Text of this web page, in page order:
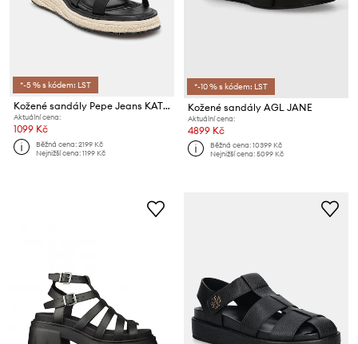
*-5 % s kódem: LST
Kožené sandály Pepe Jeans KATE NATURE
Aktuální cena:
1099 Kč
Běžná cena:2199 Kč
Nejnižší cena:1199 Kč
*-10 % s kódem: LST
Kožené sandály AGL JANE
Aktuální cena:
4899 Kč
Běžná cena:10399 Kč
Nejnižší cena:5099 Kč